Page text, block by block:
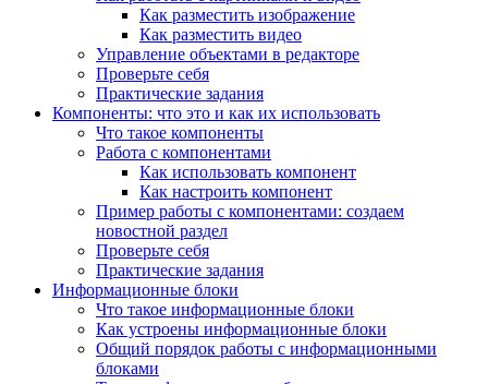
Как разместить изображение
Как разместить видео
Управление объектами в редакторе
Проверьте себя
Практические задания
Компоненты: что это и как их использовать
Что такое компоненты
Работа с компонентами
Как использовать компонент
Как настроить компонент
Пример работы с компонентами: создаем
новостной раздел
Проверьте себя
Практические задания
Информационные блоки
Что такое информационные блоки
Как устроены информационные блоки
Общий порядок работы с информационными
блоками